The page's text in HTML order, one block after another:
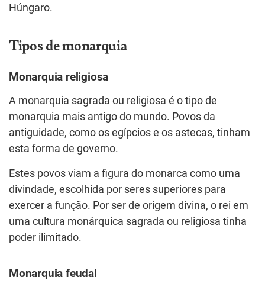
Húngaro.
Tipos de monarquia
Monarquia religiosa
A monarquia sagrada ou religiosa é o tipo de
monarquia mais antigo do mundo. Povos da
antiguidade, como os egípcios e os astecas, tinham
esta forma de governo.
Estes povos viam a figura do monarca como uma
divindade, escolhida por seres superiores para
exercer a função. Por ser de origem divina, o rei em
uma cultura monárquica sagrada ou religiosa tinha
poder ilimitado.
Monarquia feudal